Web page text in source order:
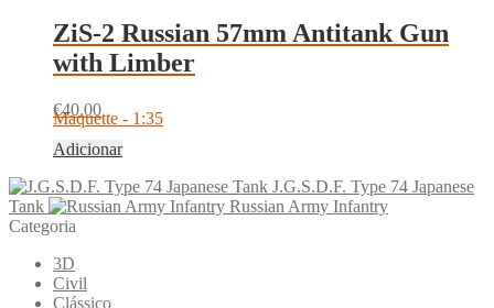
ZiS-2 Russian 57mm Antitank Gun
with Limber
€40.00
Maquette - 1:35
Adicionar
J.G.S.D.F. Type 74 Japanese
Tank
Russian Army Infantry
Categoria
3D
Civil
Clássico